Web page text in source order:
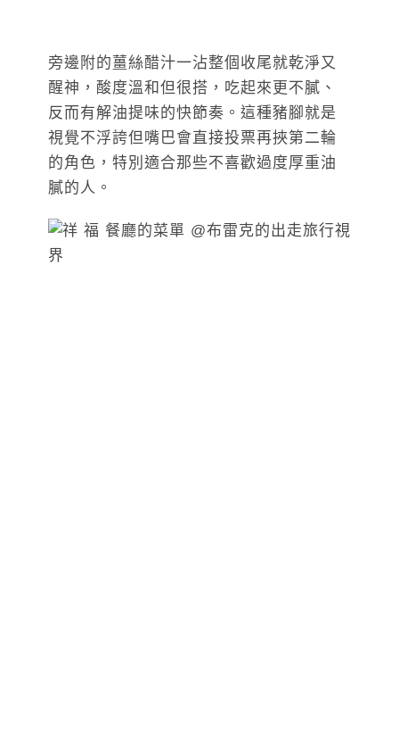
旁邊附的薑絲醋汁一沾整個收尾就乾淨又
醒神，酸度溫和但很搭，吃起來更不膩、
反而有解油提味的快節奏。這種豬腳就是
視覺不浮誇但嘴巴會直接投票再挾第二輪
的角色，特別適合那些不喜歡過度厚重油
膩的人。